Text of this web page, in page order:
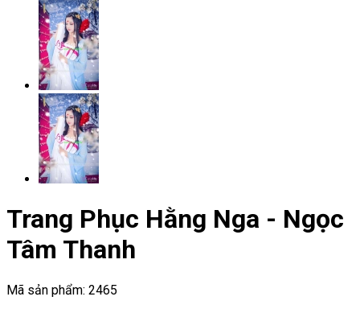
Trang Phục Hằng Nga - Ngọc
Tâm Thanh
Mã sản phẩm: 2465